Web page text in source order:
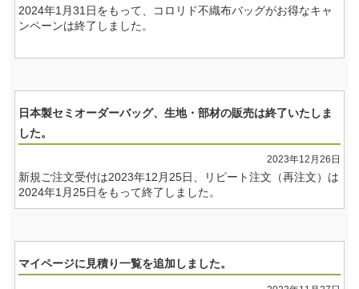
2024年1月31日をもって、コロリド不織布バッグがお得なキャ
ンペーンは終了しました。
日本製セミオーダーバッグ、生地・部材の販売は終了いたしま
した。
2023年12月26日
新規ご注文受付は2023年12月25日、リピート注文（再注文）は
2024年1月25日をもって終了しました。
マイページに見積り一覧を追加しました。